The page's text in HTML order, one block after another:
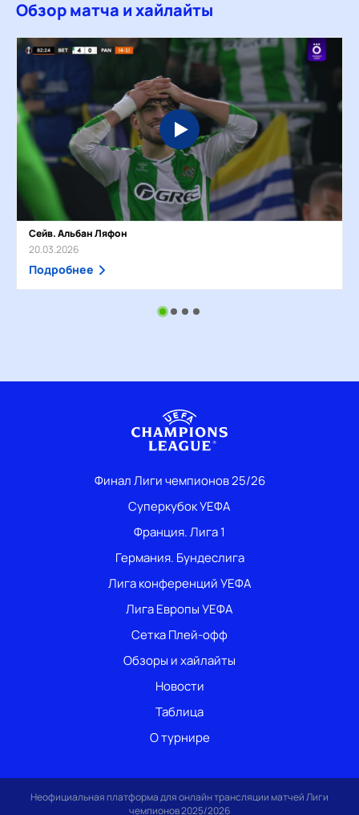
Обзор матча и хайлайты
Сейв. Альбан Ляфон
20.03.2026
Подробнее
Финал Лиги чемпионов 25/26
Суперкубок УЕФА
Франция. Лига 1
Германия. Бундеслига
Лига конференций УЕФА
Лига Европы УЕФА
Сетка Плей-офф
Обзоры и хайлайты
Новости
Таблица
О турнире
Неофициальная платформа для онлайн трансляции матчей Лиги
чемпионов 2025/2026